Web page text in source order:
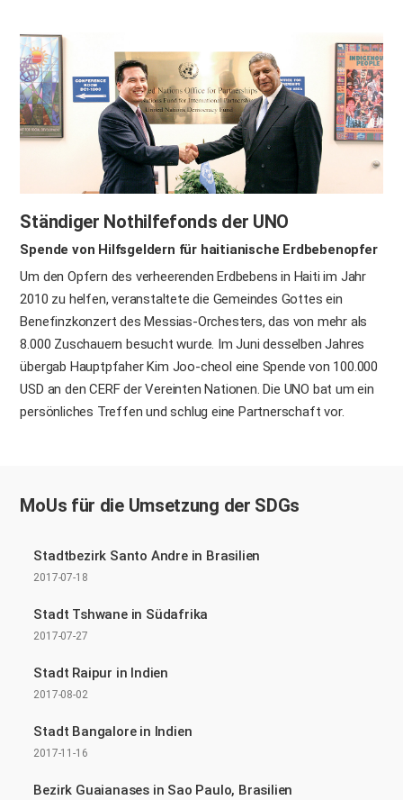
Ständiger Nothilfefonds der UNO
Spende von Hilfsgeldern für haitianische Erdbebenopfer
Um den Opfern des verheerenden Erdbebens in Haiti im Jahr
2010 zu helfen, veranstaltete die Gemeindes Gottes ein
Benefinzkonzert des Messias-Orchesters, das von mehr als
8.000 Zuschauern besucht wurde. Im Juni desselben Jahres
übergab Hauptpfaher Kim Joo-cheol eine Spende von 100.000
USD an den CERF der Vereinten Nationen. Die UNO bat um ein
persönliches Treffen und schlug eine Partnerschaft vor.
MoUs für die Umsetzung der SDGs
Stadtbezirk Santo Andre in Brasilien
2017-07-18
Stadt Tshwane in Südafrika
2017-07-27
Stadt Raipur in Indien
2017-08-02
Stadt Bangalore in Indien
2017-11-16
Bezirk Guaianases in Sao Paulo, Brasilien